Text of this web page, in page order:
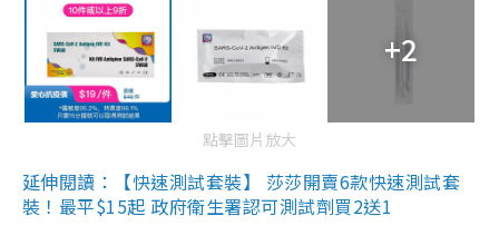
+2
點擊圖片放大
延伸閱讀：【快速測試套裝】 莎莎開賣6款快速測試套
裝！最平$15起 政府衛生署認可測試劑買2送1